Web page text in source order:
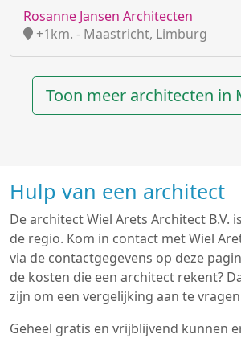
Rosanne Jansen Architecten
+1km. - Maastricht, Limburg
Toon meer architecten in
Hulp van een architect
De architect Wiel Arets Architect B.V.
de regio. Kom in contact met Wiel
via de contactgegevens op deze
de kosten die een architect rekent?
zijn om een vergelijking aan te
Geheel gratis en vrijblijvend kunnen